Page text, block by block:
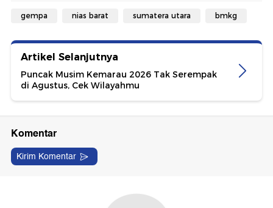
gempa nias barat sumatera utara bmkg
Artikel Selanjutnya
Puncak Musim Kemarau 2026 Tak Serempak
di Agustus, Cek Wilayahmu